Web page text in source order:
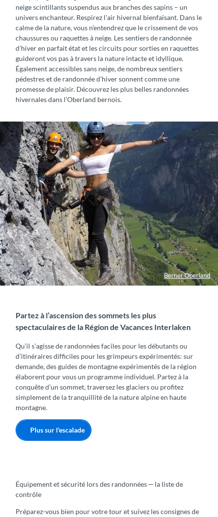
neige scintillants suspendus aux branches des sapins – un
univers enchanteur. Respirez l’air hivernal bienfaisant. Dans le
calme de la nature, vous n’entendrez que le crissement de vos
chaussures ou raquettes à neige. Les sentiers de randonnée
d’hiver en parfait état et les circuits pour sorties en raquettes
guideront vos pas à travers la nature intacte et idyllique.
Également accessibles sans neige, de nombreux sentiers
pédestres et de randonnée d’hiver sonnent comme une
promesse de plaisir. Découvrez les plus belles randonnées
hivernales dans l’Oberland bernois.
Berner Oberland
Partez à l’ascension des sommets les plus
spectaculaires de la Région de Vacances Interlaken
Qu’il s’agisse de randonnées faciles pour les débutants ou
d’itinéraires difficiles pour les grimpeurs expérimentés: sur
demande, des guides de montagne expérimentés de la région
élaborent pour vous un programme individuel. Partez à la
conquête d’un sommet, traversez les glaciers ou profitez
simplement de la tranquillité de la nature alpine en haute
montagne.
Plus sur l'escalade
Équipement et sécurité lors des randonnées ─ la liste de
contrôle
Préparez-vous bien pour votre tour et suivez les consignes de